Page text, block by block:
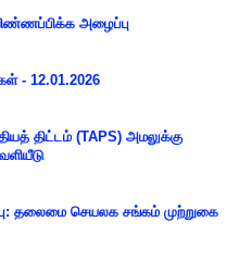
அழைப்பு
- 12.01.2026
திட்டம் (TAPS) அமலுக்கு
தலைமை செயலக சங்கம் முற்றுகை